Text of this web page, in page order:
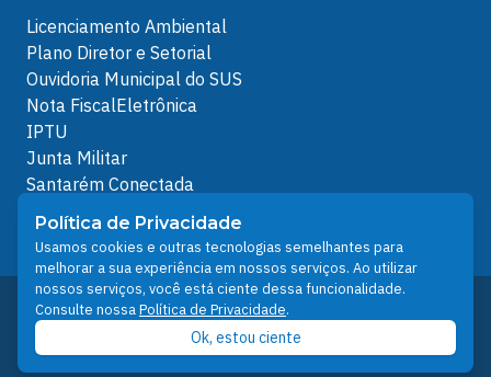
Licenciamento Ambiental
Plano Diretor e Setorial
Ouvidoria Municipal do SUS
Nota FiscalEletrônica
IPTU
Junta Militar
Santarém Conectada
Política de Privacidade
People illustrations by Storyset
Desenvolvido pelo Núcleo Técnico de Gestão de
Tecnologia da Informação - NTI
Prefeitura de Santarém © 2026
Política de Privacidade
Usamos cookies e outras tecnologias semelhantes para
melhorar a sua experiência em nossos serviços. Ao utilizar
nossos serviços, você está ciente dessa funcionalidade.
Consulte nossaPolítica de Privacidade.
Ok, estou ciente